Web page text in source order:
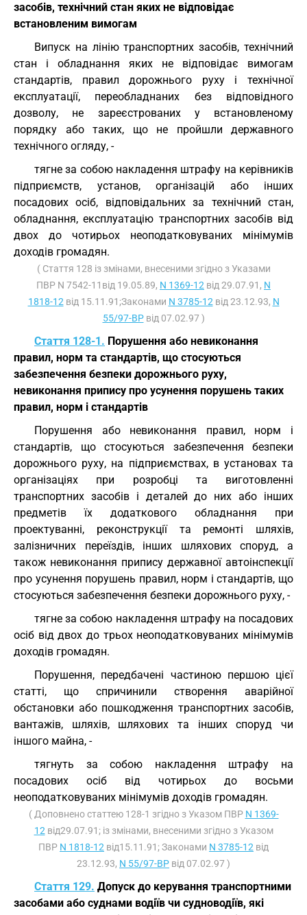
засобів, технічний стан яких не відповідає
встановленим вимогам
Випуск на лінію транспортних засобів, технічний
стан і обладнання яких не відповідає вимогам
стандартів, правил дорожнього руху і технічної
експлуатації, переобладнаних без відповідного
дозволу, не зареєстрованих у встановленому
порядку або таких, що не пройшли державного
технічного огляду, -
тягне за собою накладення штрафу на керівників
підприємств, установ, організацій або інших
посадових осіб, відповідальних за технічний стан,
обладнання, експлуатацію транспортних засобів від
двох до чотирьох неоподатковуваних мінімумів
доходів громадян.
( Стаття 128 із змінами, внесеними згідно з Указами
ПВР N 7542-11від 19.05.89, N 1369-12 від 29.07.91, N
1818-12 від 15.11.91;Законами N 3785-12 від 23.12.93, N
55/97-ВРвід 07.02.97 )
Стаття 128-1. Порушення або невиконання
правил, норм та стандартів, що стосуються
забезпечення безпеки дорожнього руху,
невиконання припису про усунення порушень таких
правил, норм і стандартів
Порушення або невиконання правил, норм і
стандартів, що стосуються забезпечення безпеки
дорожнього руху, на підприємствах, в установах та
організаціях при розробці та виготовленні
транспортних засобів і деталей до них або інших
предметів їх додаткового обладнання при
проектуванні, реконструкції та ремонті шляхів,
залізничних переїздів, інших шляхових споруд, а
також невиконання припису державної автоінспекції
про усунення порушень правил, норм і стандартів, що
стосуються забезпечення безпеки дорожнього руху, -
тягне за собою накладення штрафу на посадових
осіб від двох до трьох неоподатковуваних мінімумів
доходів громадян.
Порушення, передбачені частиною першою цієї
статті, що спричинили створення аварійної
обстановки або пошкодження транспортних засобів,
вантажів, шляхів, шляхових та інших споруд чи
іншого майна, -
тягнуть за собою накладення штрафу на
посадових осіб від чотирьох до восьми
неоподатковуваних мінімумів доходів громадян.
( Доповнено статтею 128-1 згідно з Указом ПВР N 1369-
12 від29.07.91; із змінами, внесеними згідно з Указом
ПВР N 1818-12 від15.11.91; Законами N 3785-12 від
23.12.93, N 55/97-ВР від 07.02.97 )
Стаття 129. Допуск до керування транспортними
засобами або суднами водіїв чи судноводіїв, які